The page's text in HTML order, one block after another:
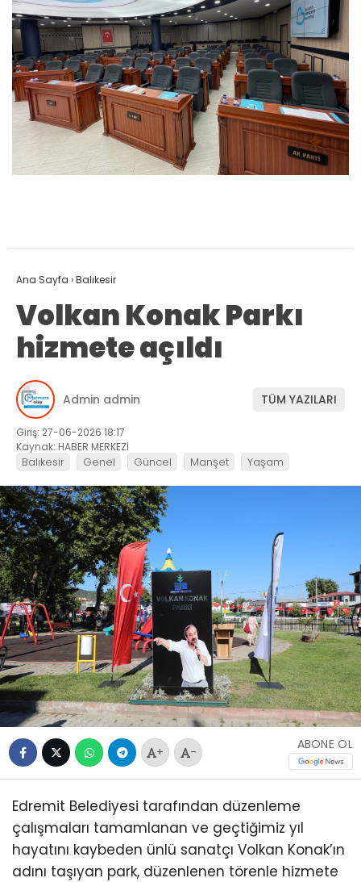
Ana Sayfa ›Balıkesir
Volkan Konak Parkı
hizmete açıldı
Admin admin TÜM YAZILARI
Giriş: 27-06-2026 18:17
Kaynak: HABER MERKEZİ
Balıkesir Genel Güncel Manşet Yaşam
+ -
ABONE OL
Edremit Belediyesi tarafından düzenleme
çalışmaları tamamlanan ve geçtiğimiz yıl
hayatını kaybeden ünlü sanatçı Volkan Konak’ın
adını taşıyan park, düzenlenen törenle hizmete